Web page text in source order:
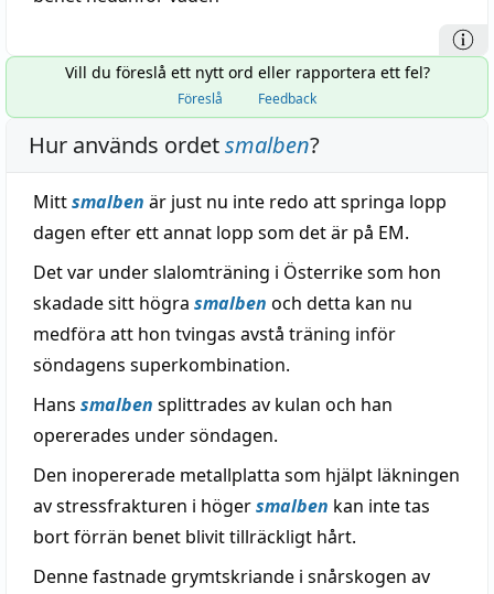
Vill du föreslå ett nytt ord eller rapportera ett fel?
Föreslå Feedback
Hur används ordetsmalben?
Mittsmalben är just nu inte redo att springa lopp
dagen efter ett annat lopp som det är på EM.
Det var under slalomträning i Österrike som hon
skadade sitt högra smalben och detta kan nu
medföra att hon tvingas avstå träning inför
söndagens superkombination.
Hans smalben splittrades av kulan och han
opererades under söndagen.
Den inopererade metallplatta som hjälpt läkningen
av stressfrakturen i högersmalben kan inte tas
bort förrän benet blivit tillräckligt hårt.
Denne fastnade grymtskriande i snårskogen av